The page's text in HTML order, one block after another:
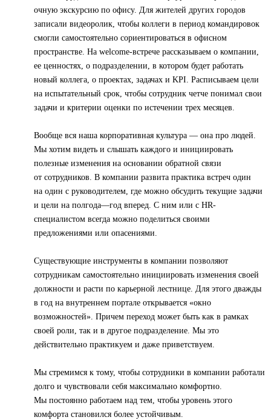
очную экскурсию по офису. Для жителей других городов
записали видеоролик, чтобы коллеги в период командировок
смогли самостоятельно сориентироваться в офисном
пространстве. На welcome-встрече рассказываем о компании,
ее ценностях, о подразделении, в котором будет работать
новый коллега, о проектах, задачах и KPI. Расписываем цели
на испытательный срок, чтобы сотрудник четче понимал свои
задачи и критерии оценки по истечении трех месяцев.
Вообще вся наша корпоративная культура — она про людей.
Мы хотим видеть и слышать каждого и инициировать
полезные изменения на основании обратной связи
от сотрудников. В компании развита практика встреч один
на один с руководителем, где можно обсудить текущие задачи
и цели на полгода—год вперед. С ним или с HR-
специалистом всегда можно поделиться своими
предложениями или опасениями.
Существующие инструменты в компании позволяют
сотрудникам самостоятельно инициировать изменения своей
должности и расти по карьерной лестнице. Для этого дважды
в год на внутреннем портале открывается «окно
возможностей». Причем переход может быть как в рамках
своей роли, так и в другое подразделение. Мы это
действительно практикуем и даже приветствуем.
Мы стремимся к тому, чтобы сотрудники в компании работали
долго и чувствовали себя максимально комфортно.
Мы постоянно работаем над тем, чтобы уровень этого
комфорта становился более устойчивым.